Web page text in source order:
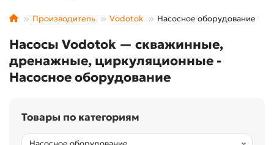
Производитель Vodotok Насосное оборудование
Насосы Vodotok — скважинные,
дренажные, циркуляционные -
Насосное оборудование
Товары по категориям